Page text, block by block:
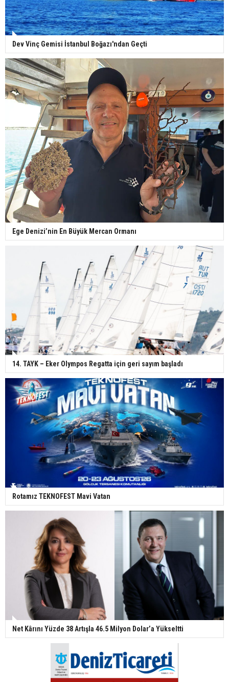
Dev Vinç Gemisi İstanbul Boğazı'ndan Geçti
Ege Denizi’nin En Büyük Mercan Ormanı
14. TAYK – Eker Olympos Regatta için geri sayım başladı
Rotamız TEKNOFEST Mavi Vatan
Net Kârını Yüzde 38 Artışla 46.5 Milyon Dolar’a Yükseltti